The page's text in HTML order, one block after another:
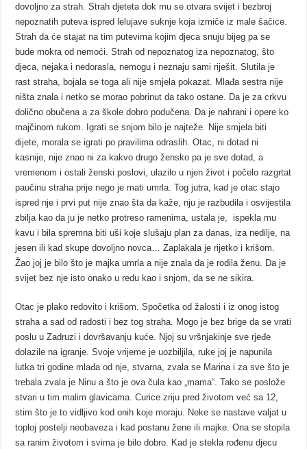
dovoljno za strah. Strah djeteta dok mu se otvara svijet i bezbroj
nepoznatih puteva ispred lelujave suknje koja izmiče iz male šačice.
Strah da će stajat na tim putevima kojim djeca snuju bijeg pa se
bude mokra od nemoći. Strah od nepoznatog iza nepoznatog, što
djeca, nejaka i nedorasla, nemogu i neznaju sami riješit. Slutila je
rast straha, bojala se toga ali nije smjela pokazat. Mlađa sestra nije
ništa znala i netko se morao pobrinut da tako ostane. Da je za crkvu
dolično obučena a za škole dobro podučena. Da je nahrani i opere ko
majčinom rukom. Igrati se snjom bilo je najteže. Nije smjela biti
dijete, morala se igrati po pravilima odraslih. Otac, ni dotad ni
kasnije, nije znao ni za kakvo drugo žensko pa je sve dotad, a
vremenom i ostali ženski poslovi, ulazilo u njen život i počelo razgrtat
paučinu straha prije nego je mati umrla. Tog jutra, kad je otac stajo
ispred nje i prvi put nije znao šta da kaže, nju je razbudila i osvijestila
zbilja kao da ju je netko protreso ramenima, ustala je, ispekla mu
kavu i bila spremna biti uši koje slušaju plan za danas, iza nedilje, na
jesen ili kad skupe dovoljno novca… Zaplakala je rijetko i krišom.
Žao joj je bilo što je majka umrla a nije znala da je rodila ženu. Da je
svijet bez nje isto onako u redu kao i snjom, da se ne sikira.
Otac je plako redovito i krišom. Spočetka od žalosti i iz onog istog
straha a sad od radosti i bez tog straha. Mogo je bez brige da se vrati
poslu u Zadruzi i dovršavanju kuće. Njoj su vršnjakinje sve rjeđe
dolazile na igranje. Svoje vrijeme je uozbiljila, ruke joj je napunila
lutka tri godine mlađa od nje, stvarna, zvala se Marina i za sve što je
trebala zvala je Ninu a što je ova čula kao „mama“. Tako se poslože
stvari u tim malim glavicama. Curice zriju pred životom već sa 12,
stim što je to vidljivo kod onih koje moraju. Neke se nastave valjat u
toploj postelji neobaveza i kad postanu žene ili majke. Ona se stopila
sa ranim životom i svima je bilo dobro. Kad je stekla rođenu djecu